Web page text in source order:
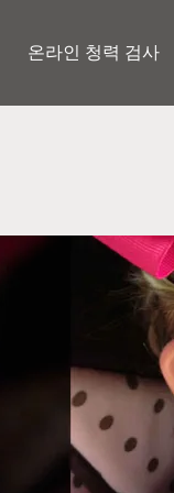
온라인 청력 검사